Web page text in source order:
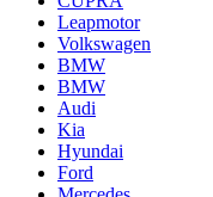
Leapmotor
Volkswagen
BMW
BMW
Audi
Kia
Hyundai
Ford